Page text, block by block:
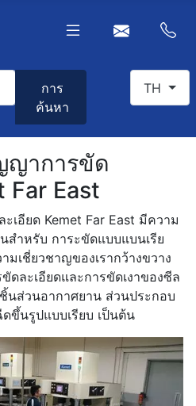
for results.
การ
ค้นหา
TH
ญาการขัด
Far East
เอียด Kemet Far East มีความ
สำหรับ การะขัดแบบแบนเรีย
มเชี่ยวชาญของเรากว้างขวาง
ดละเอียดและการขัดเงาของซีล
นส่วนอากาศยาน ส่วนประกอบ
ขึ้นรูปแบบเรียบ เป็นต้น